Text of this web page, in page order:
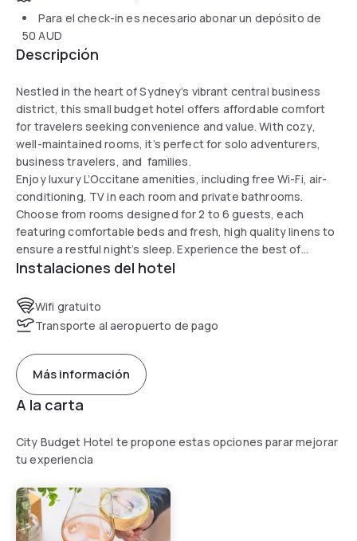
Para el check-in es necesario abonar un depósito de
50 AUD
Descripción
Nestled in the heart of Sydney’s vibrant central business
district, this small budget hotel offers affordable comfort
for travelers seeking convenience and value. With cozy,
well-maintained rooms, it’s perfect for solo adventurers,
business travelers, and families.
Enjoy luxury L’Occitane amenities, including free Wi-Fi, air-
conditioning, TV in each room and private bathrooms.
Choose from rooms designed for 2 to 6 guests, each
featuring comfortable beds and fresh, high quality linens to
ensure a restful night’s sleep. Experience the best of
Sydney from the top room with fantastic view of Harbour
The hotel is also located just 8min away by foot from the St
Vincent's Hospital Sydney and 20min away by public
transport from Central train station.
Instalaciones del hotel
Wifi gratuito
Transporte al aeropuerto de pago
Más información
A la carta
City Budget Hotel te propone estas opciones parar mejorar
tu experiencia